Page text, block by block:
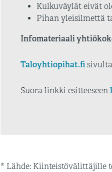
Kulkuväylät eivät
Pihan yleisilmettä
Infomateriaali
Taloyhtiopihat.fi
Suora linkki esitteeseen
* Lähde: Kiinteistövälittäjille